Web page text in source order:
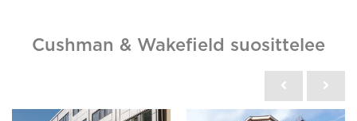
Cushman & Wakefield suosittelee